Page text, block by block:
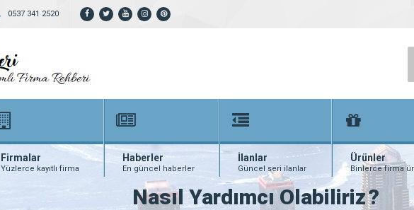
0537 341 2520
Firmalar
Yüzlerce kayıtlı firma
Haberler
En güncel haberler
İlanlar
Güncel seri ilanlar
Ürünler
Binlerce firma
Nasıl Yardımcı Olabiliriz?